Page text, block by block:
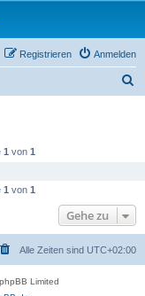
Anmelden
Registrieren
1 von 1
1 von 1
Gehe zu
Alle Zeiten sind UTC+02:00
Limited